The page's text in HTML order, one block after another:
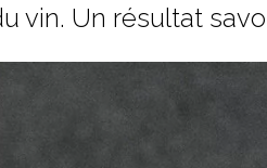
vin. Un résultat